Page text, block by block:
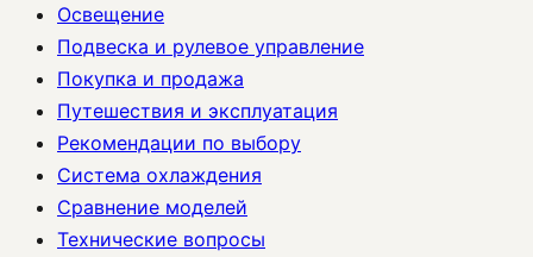
Освещение
Подвеска и рулевое управление
Покупка и продажа
Путешествия и эксплуатация
Рекомендации по выбору
Система охлаждения
Сравнение моделей
Технические вопросы